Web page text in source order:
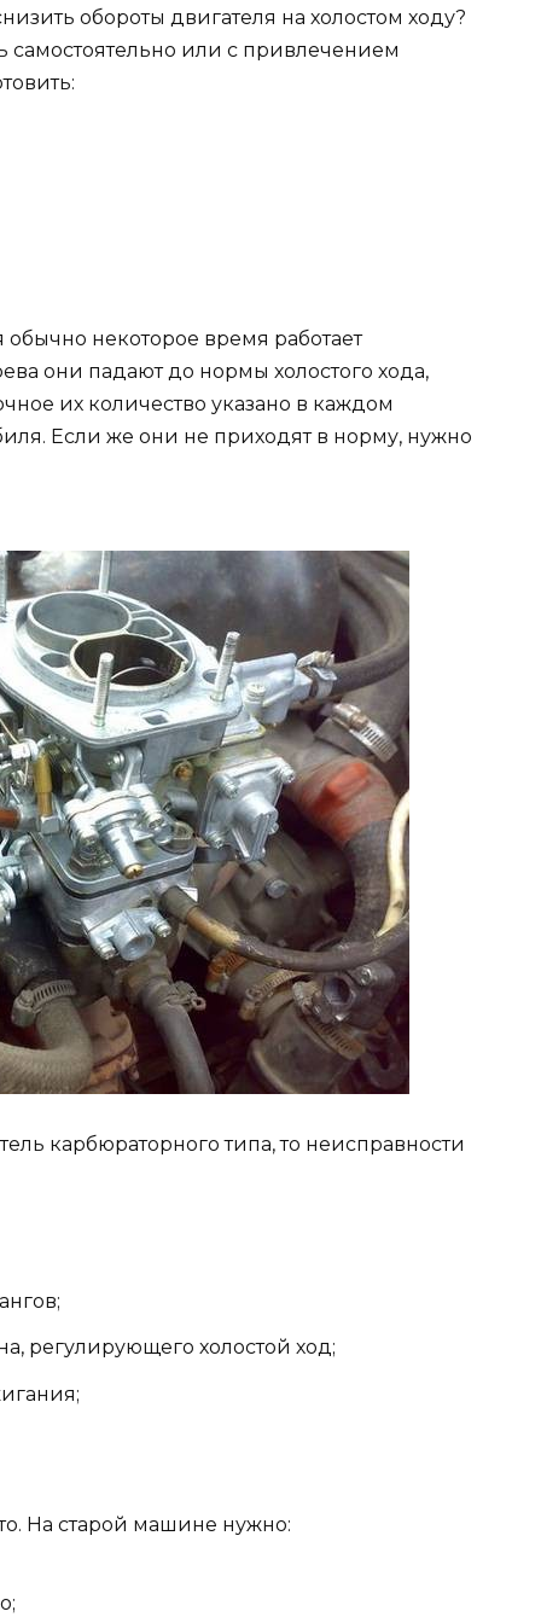
обороты двигателя на холостом ходу?
самостоятельно или с привлечением
некоторое время работает
они падают до нормы холостого хода,
их количество указано в каждом
Если же они не приходят в норму, нужно
карбюраторного типа, то неисправности
регулирующего холостой ход;
На старой машине нужно: